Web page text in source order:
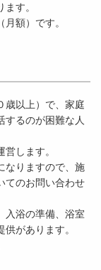
す。
額）です。
歳以上）で、家庭
するのが困難な人
します。
なりますので、施
てのお問い合わせ
入浴の準備、浴室
があります。